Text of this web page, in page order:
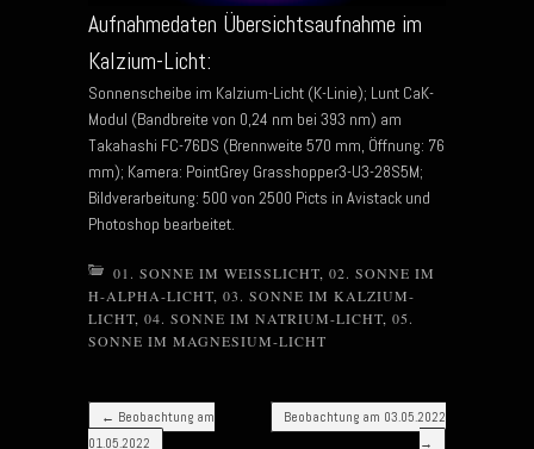
Aufnahmedaten Übersichtsaufnahme im
Kalzium-Licht:
Sonnenscheibe im Kalzium-Licht (K-Linie); Lunt CaK-
Modul (Bandbreite von 0,24 nm bei 393 nm) am
Takahashi FC-76DS (Brennweite 570 mm, Öffnung: 76
mm); Kamera: PointGrey Grasshopper3-U3-28S5M;
Bildverarbeitung: 500 von 2500 Picts in Avistack und
Photoshop bearbeitet.
01. SONNE IM WEISSLICHT 02. SONNE IM
H-ALPHA-LICHT 03. SONNE IM KALZIUM-
LICHT 04. SONNE IM NATRIUM-LICHT 05.
SONNE IM MAGNESIUM-LICHT
Post navigation
← Beobachtung am
01.05.2022
Beobachtung am 03.05.2022
→